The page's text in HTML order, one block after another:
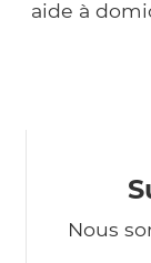
aide à
Nous